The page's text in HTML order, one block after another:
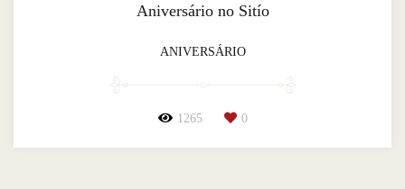
Aniversário no Sitío
ANIVERSÁRIO
1265 0